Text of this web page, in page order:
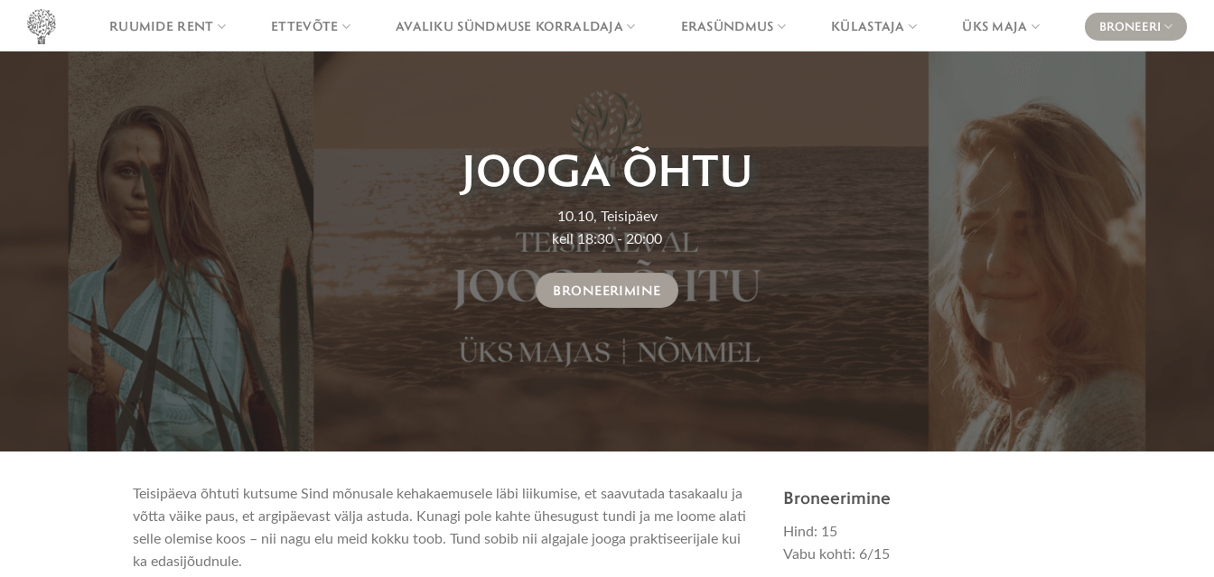
content
RUUMIDE RENT ETTEVÕTE AVALIKU SÜNDMUSE KORRALDAJA ERASÜNDMUS KÜLASTAJA ÜKS MAJA BRONEERI
JOOGA ÕHTU
10.10, Teisipäev
kell 18:30 - 20:00
BRONEERIMINE
Teisipäeva õhtuti kutsume Sind mõnusale kehakaemusele läbi liikumise, et saavutada tasakaalu ja
võtta väike paus, et argipäevast välja astuda. Kunagi pole kahte ühesugust tundi ja me loome alati
selle olemise koos – nii nagu elu meid kokku toob. Tund sobib nii algajale jooga praktiseerijale kui
ka edasijõudnule.
Broneerimine
Hind: 15
Vabu kohti: 6/15